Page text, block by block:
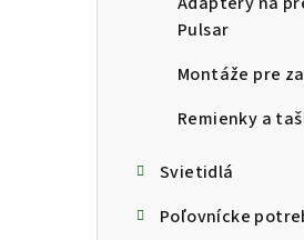
Pulsar
Montáže pre
Remienky a
Svietidlá
Poľovnícke